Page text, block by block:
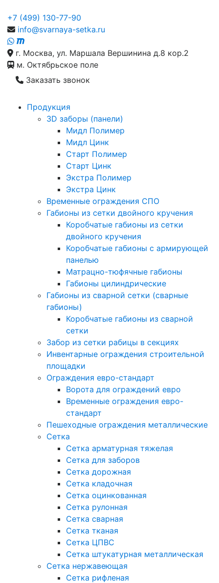
+7 (499) 130-77-90
info@svarnaya-setka.ru
г. Москва, ул. Маршала Вершинина д.8 кор.2
м. Октябрьское поле
Заказать звонок
Продукция
3D заборы (панели)
Мидл Полимер
Мидл Цинк
Старт Полимер
Старт Цинк
Экстра Полимер
Экстра Цинк
Временные ограждения СПО
Габионы из сетки двойного кручения
Коробчатые габионы из сетки
двойного кручения
Коробчатые габионы с армирующей
панелью
Матрацно-тюфячные габионы
Габионы цилиндрические
Габионы из сварной сетки (сварные
габионы)
Коробчатые габионы из сварной
сетки
Забор из сетки рабицы в секциях
Инвентарные ограждения строительной
площадки
Ограждения евро-стандарт
Ворота для ограждений евро
Временные ограждения евро-
стандарт
Пешеходные ограждения металлические
Сетка
Сетка арматурная тяжелая
Сетка для заборов
Сетка дорожная
Сетка кладочная
Сетка оцинкованная
Сетка рулонная
Сетка сварная
Сетка тканая
Сетка ЦПВС
Сетка штукатурная металлическая
Сетка нержавеющая
Сетка рифленая